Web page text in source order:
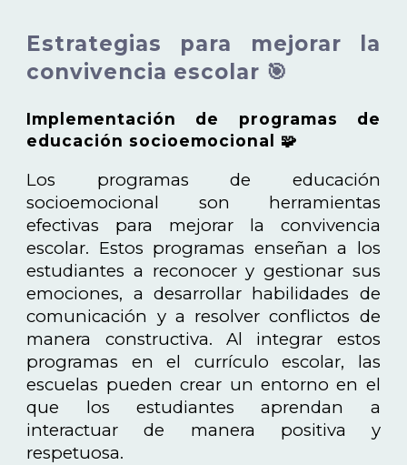
Estrategias para mejorar la
convivencia escolar 🎯
Implementación de programas de
educación socioemocional 🧩
Los programas de educación
socioemocional son herramientas
efectivas para mejorar la convivencia
escolar. Estos programas enseñan a los
estudiantes a reconocer y gestionar sus
emociones, a desarrollar habilidades de
comunicación y a resolver conflictos de
manera constructiva. Al integrar estos
programas en el currículo escolar, las
escuelas pueden crear un entorno en el
que los estudiantes aprendan a
interactuar de manera positiva y
respetuosa.